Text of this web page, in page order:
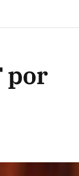
por